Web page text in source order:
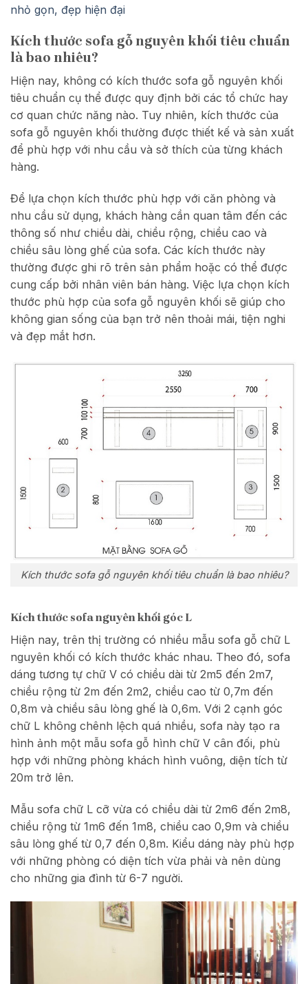
nhỏ gọn, đẹp hiện đại
Kích thước sofa gỗ nguyên khối tiêu chuẩn
là bao nhiêu?
Hiện nay, không có kích thước sofa gỗ nguyên khối
tiêu chuẩn cụ thể được quy định bởi các tổ chức hay
cơ quan chức năng nào. Tuy nhiên, kích thước của
sofa gỗ nguyên khối thường được thiết kế và sản xuất
để phù hợp với nhu cầu và sở thích của từng khách
hàng.
Để lựa chọn kích thước phù hợp với căn phòng và
nhu cầu sử dụng, khách hàng cần quan tâm đến các
thông số như chiều dài, chiều rộng, chiều cao và
chiều sâu lòng ghế của sofa. Các kích thước này
thường được ghi rõ trên sản phẩm hoặc có thể được
cung cấp bởi nhân viên bán hàng. Việc lựa chọn kích
thước phù hợp của sofa gỗ nguyên khối sẽ giúp cho
không gian sống của bạn trở nên thoải mái, tiện nghi
và đẹp mắt hơn.
Kích thước sofa gỗ nguyên khối tiêu chuẩn là bao nhiêu?
Kích thước sofa nguyên khối góc L
Hiện nay, trên thị trường có nhiều mẫu sofa gỗ chữ L
nguyên khối có kích thước khác nhau. Theo đó, sofa
dáng tương tự chữ V có chiều dài từ 2m5 đến 2m7,
chiều rộng từ 2m đến 2m2, chiều cao từ 0,7m đến
0,8m và chiều sâu lòng ghế là 0,6m. Với 2 cạnh góc
chữ L không chênh lệch quá nhiều, sofa này tạo ra
hình ảnh một mẫu sofa gỗ hình chữ V cân đối, phù
hợp với những phòng khách hình vuông, diện tích từ
20m trở lên.
Mẫu sofa chữ L cỡ vừa có chiều dài từ 2m6 đến 2m8,
chiều rộng từ 1m6 đến 1m8, chiều cao 0,9m và chiều
sâu lòng ghế từ 0,7 đến 0,8m. Kiểu dáng này phù hợp
với những phòng có diện tích vừa phải và nên dùng
cho những gia đình từ 6-7 người.